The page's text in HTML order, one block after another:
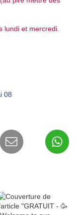
lundi et mercredi.
08